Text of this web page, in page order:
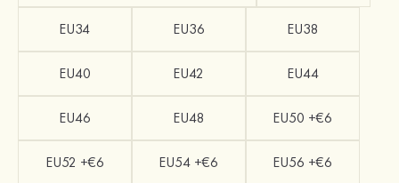
EU34 EU36 EU38
EU40 EU42 EU44
EU46 EU48 EU50 +€6
EU52 +€6 EU54 +€6 EU56 +€6